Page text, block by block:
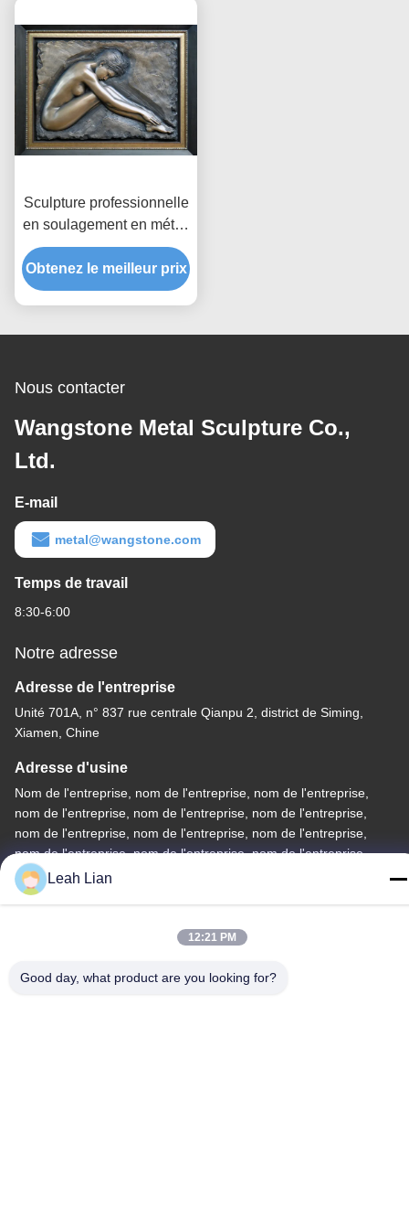
Sculpture professionnelle
en soulagement en métal,
sculpture nue en
soulagement de mur de
femme
Obtenez le meilleur prix
Nous contacter
Wangstone Metal Sculpture Co.,
Ltd.
E-mail
metal@wangstone.com
Temps de travail
8:30-6:00
Notre adresse
Adresse de l'entreprise
Unité 701A, n° 837 rue centrale Qianpu 2, district de Siming,
Xiamen, Chine
Adresse d'usine
Nom de l'entreprise, nom de l'entreprise, nom de l'entreprise,
nom de l'entreprise, nom de l'entreprise, nom de l'entreprise,
nom de l'entreprise, nom de l'entreprise, nom de l'entreprise,
nom de l'entreprise, nom de l'entreprise, nom de l'entreprise,
nom
Téléphone
Leah Lian
12:21 PM
Good day, what product are you looking for?